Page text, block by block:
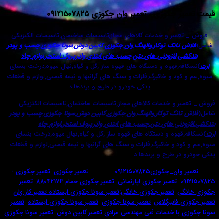
، تعمیر وان جکوزی ۰۹۱۲۱۵۰۷۸۲۵
و خدمات کالاهای مجاز,تاسیسات ساختمان,تاسیسات الکتزیکی
تانک توکار,والهنگ,وان,جکوزی,کابین دوش,سونا جکوزی,چسب و پودر
,افزودنی های بتن,چسب های ابندی واترپروف استخر,لوازم چاه
و دستگاه های قهوه ساز ,گل و گیاه,نهال میوه,درخت بنسای
و خاکبرگ,فلزات و سنگ های گرانبها و نیمه قیمتی,لوازم و قطعات
یدکی خودرو در طرح و برندها د
و خدمات کالاهای مجاز,تاسیسات ساختمان,تاسیسات الکتزیکی
توکار,والهنگ,وان,جکوزی,کابین دوش,سونا جکوزی,چسب و پودر
های بتن,چسب های ابندی واترپروف استخر,لوازم چاه
و دستگاه های قهوه ساز ,گل و گیاه,نهال میوه,درخت بنسای
و خاکبرگ,فلزات و سنگ های گرانبها و نیمه قیمتی,لوازم و قطعات
طرح و برندها د
برچسب:تعمیر جکوزی ,تعمیر جکوزی -
,تعمیر جکوزی اپارتمانی,تعمیر جکوزی حمام 88042174 ,تعمیر
,تعمیر جکوزی خانگی;تعمیر سونا جکوزی ایستاده تعمیر کار وان,
فایبرگلاس,تعمیر سونا جکوزی,تعمیر سونا جکوزی ایستاده,تعمیر
خدمات فنی مهندسی مرادی.تعمیر کابین دوش,تعمیر سونا جکوزی